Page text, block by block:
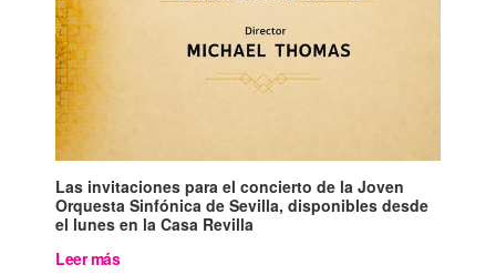
Las invitaciones para el concierto de la Joven
Orquesta Sinfónica de Sevilla, disponibles desde
el lunes en la Casa Revilla
Leer más